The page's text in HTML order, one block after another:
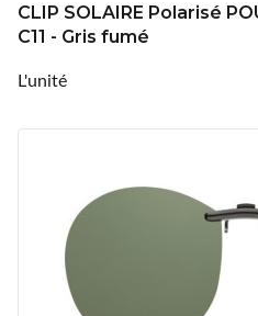
CLIP SOLAIRE Polarisé
C11 - Gris fumé
L'unité